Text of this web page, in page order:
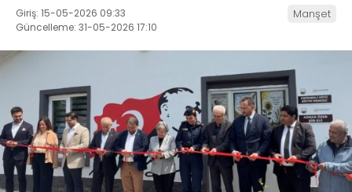
Giriş: 15-05-2026 09:33
Güncelleme: 31-05-2026 17:10
Manşet